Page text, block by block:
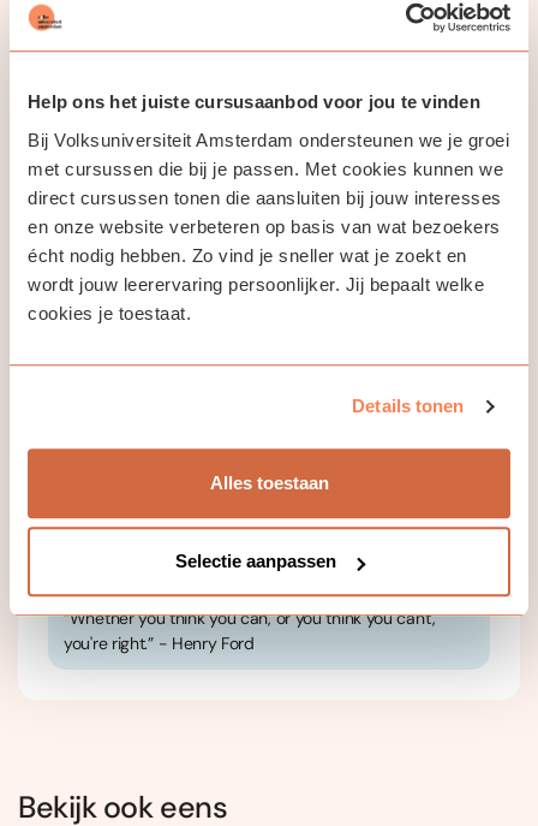
Help ons het juiste cursusaanbod voor jou te vinden
Bij Volksuniversiteit Amsterdam ondersteunen we je groei
met cursussen die bij je passen. Met cookies kunnen we
direct cursussen tonen die aansluiten bij jouw interesses
en onze website verbeteren op basis van wat bezoekers
écht nodig hebben. Zo vind je sneller wat je zoekt en
wordt jouw leerervaring persoonlijker. Jij bepaalt welke
cookies je toestaat.
Details tonen
Alles toestaan
Selectie aanpassen
je vloeiend en spontaan uitdrukken zonder merkbaar
helder formuleren, daarbij relateer je jouw bijdrage
In de cursussen van het blok C1 worden de volgende
hoofdstukken van het boek Keynote 5 behandeld:
Level up your English C1 Advanced (1/3), hoofdstuk 1-4
Level up your English C1 Advanced (2/3), hoofdstuk 5-
8
Level up your English C1 Advanced (3/3), hoofdstuk 9-
Jouw docent
Valeriya Kushchanova van
Hasselt
“Whether you think you can, or you think you can't,
you're right.” - Henry Ford
Bekijk ook eens